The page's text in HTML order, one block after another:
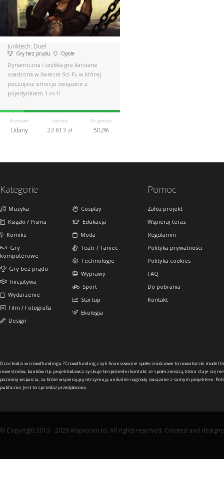
Junktech: Duel
Gry bez prądu Opole
Dynamiczna i szybka gra karciana
osadzona w świecie Sci-Fi, w której
poczujesz emocje związane z
pojedynkiem 1 vs 1!
Pozostało
Udany
Zebrano
22 613 zł
Osiągnięto
502%
Kategorie
Muzyka
Książki / Pisma
Komiks
Gry
komputerowe
Gry bez prądu
Inicjatywa
Wydarzenie
Film / Fotografia
Design
Cosplay
Edukacja
Moda
Teatr / Taniec
Technologie
Wyprawy
Sport
Startup
Ekologia
Pomoc
Załóż projekt
Wspieraj teraz
Regulamin
Polityka prywatności
Polityka cookies
FAQ
Do pobrania
Kontakt
O co chodzi w crowdfundingu ?Crowdfunding, czyli finansowanie społecznościowe to nowatorski model
inwestorów, banków itp. projektodawca zyskuje bezpośredni kontakt ze społecznością, która staje się
poziomy wsparcia, za które wspierający otrzymują unikalne nagrody związane z samym projektem.
publiczna. Jest to sprzedaż przedpłacona.
© Copyright 2013 - 2026 Wspieram.to. All rights reserved. Created and